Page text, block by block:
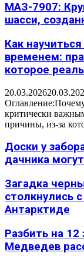
МАЗ-7907:
шасси,
Как
временем:
которое
20.03.2026
критически
причины, из-за
Доски у
дачника
Загадка
столкнулись
Антарктиде
Разбить на 12
Медведев